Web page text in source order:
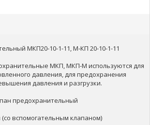
МКП20-10-1-11, М-КП 20-10-1-11
МКП, MКП-М используются для
давления, для предохранения
давления и разгрузки.
предохранительный
вспомогательным клапаном)